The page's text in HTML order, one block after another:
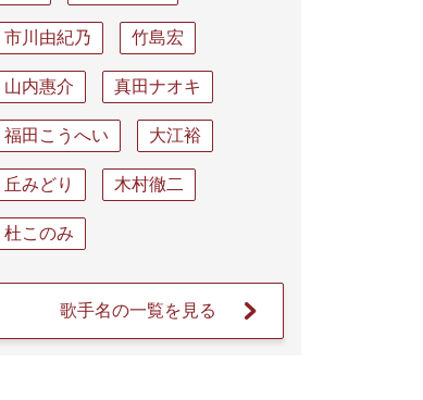
市川由紀乃 竹島宏
山内惠介 真田ナオキ
福田こうへい 大江裕
丘みどり 木村徹二
杜このみ
歌手名の一覧を見る